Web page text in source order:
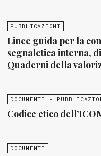
PUBBLICAZIONI
Linee guida per la
segnaletica interna,
Quaderni della
DOCUMENTI -
Codice etico
DOCUMENTI